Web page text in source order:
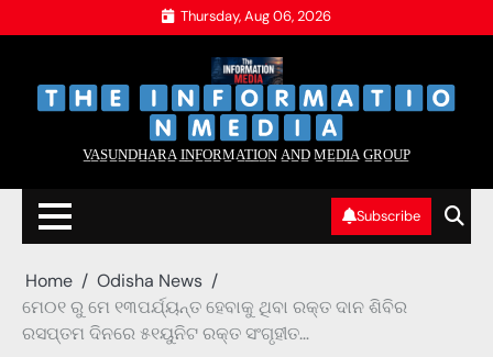
to
Thursday, Aug 06, 2026
V̲A̲S̲U̲N̲D̲H̲A̲R̲A̲ I̲N̲F̲O̲R̲M̲A̲T̲I̲O̲N̲ A̲N̲D̲ M̲E̲D̲I̲A̲ G̲R̲O̲U̲P̲
Subscribe
Home
Odisha News
ମେ୦୧ ରୁ ମେ ୧୩ପର୍ଯ୍ୟନ୍ତ ହେବାକୁ ଥିବା ରକ୍ତ ଦାନ ଶିବିର
ରସପ୍ତମ ଦିନରେ ୫୧ୟୁନିଟ ରକ୍ତ ସଂଗୃହୀତ…